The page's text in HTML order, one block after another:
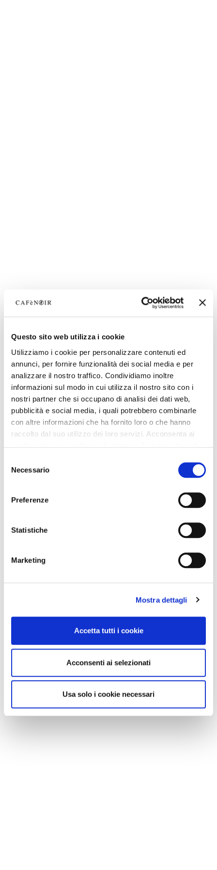
Questo sito web utilizza i cookie
Utilizziamo i cookie per personalizzare contenuti ed
annunci, per fornire funzionalità dei social media e per
analizzare il nostro traffico. Condividiamo inoltre
informazioni sul modo in cui utilizza il nostro sito con i
nostri partner che si occupano di analisi dei dati web,
pubblicità e social media, i quali potrebbero combinarle
con altre informazioni che ha fornito loro o che hanno
raccolto dal suo utilizzo dei loro servizi. Acconsenta ai
delNecessario
Preferenze
Statistiche
Marketing
Mostra dettagli
Accetta tutti i cookie
Acconsenti ai selezionati
Usa solo i cookie necessari